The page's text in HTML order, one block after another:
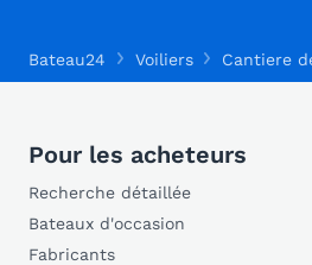
Bateau24 Voiliers Cantiere
Pour les acheteurs
Recherche détaillée
Bateaux d'occasion
Fabricants